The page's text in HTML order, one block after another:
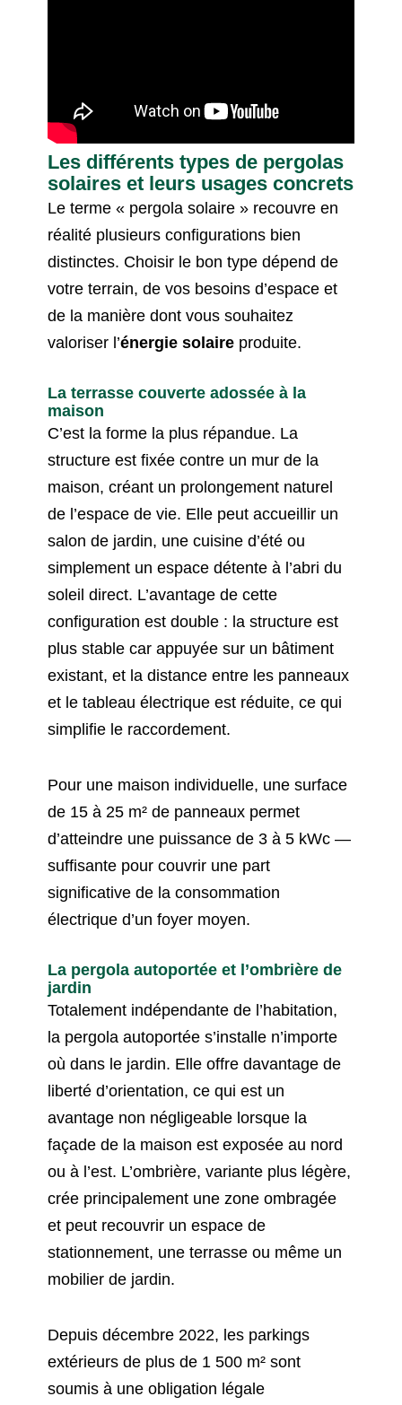
Les différents types de pergolas
solaires et leurs usages concrets
Le terme « pergola solaire » recouvre en
réalité plusieurs configurations bien
distinctes. Choisir le bon type dépend de
votre terrain, de vos besoins d’espace et
de la manière dont vous souhaitez
valoriser l’énergie solaire produite.
La terrasse couverte adossée à la
maison
C’est la forme la plus répandue. La
structure est fixée contre un mur de la
maison, créant un prolongement naturel
de l’espace de vie. Elle peut accueillir un
salon de jardin, une cuisine d’été ou
simplement un espace détente à l’abri du
soleil direct. L’avantage de cette
configuration est double : la structure est
plus stable car appuyée sur un bâtiment
existant, et la distance entre les panneaux
et le tableau électrique est réduite, ce qui
simplifie le raccordement.
Pour une maison individuelle, une surface
de 15 à 25 m² de panneaux permet
d’atteindre une puissance de 3 à 5 kWc —
suffisante pour couvrir une part
significative de la consommation
électrique d’un foyer moyen.
La pergola autoportée et l’ombrière de
jardin
Totalement indépendante de l’habitation,
la pergola autoportée s’installe n’importe
où dans le jardin. Elle offre davantage de
liberté d’orientation, ce qui est un
avantage non négligeable lorsque la
façade de la maison est exposée au nord
ou à l’est. L’ombrière, variante plus légère,
crée principalement une zone ombragée
et peut recouvrir un espace de
stationnement, une terrasse ou même un
mobilier de jardin.
Depuis décembre 2022, les parkings
extérieurs de plus de 1 500 m² sont
soumis à une obligation légale